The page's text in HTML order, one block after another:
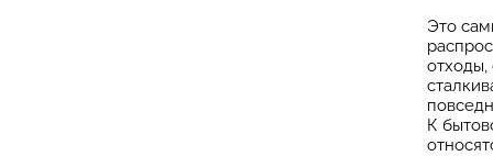
Это
К